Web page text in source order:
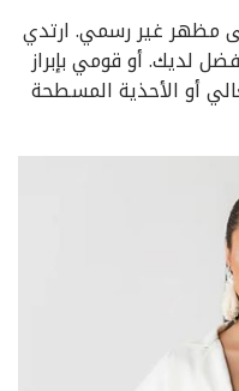
مظهر غير رسمي. ارتدي
لديك. أو قومي بإبراز
أو الأحذية المسطحة